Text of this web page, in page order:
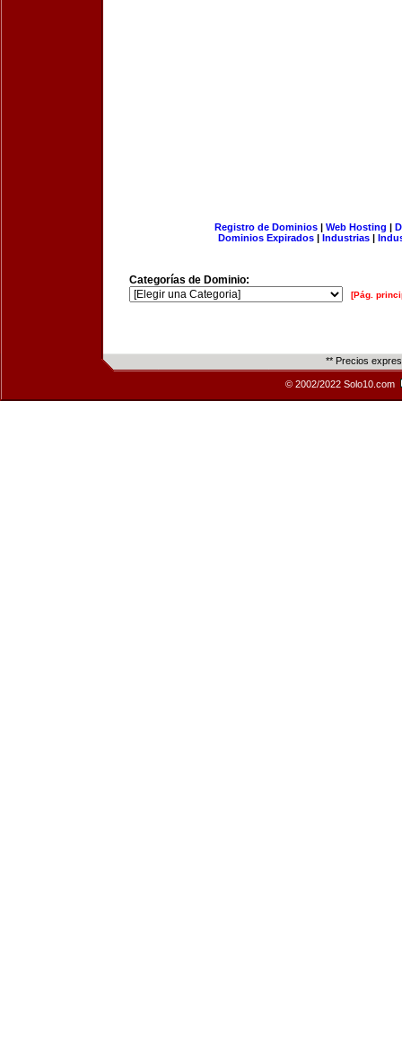
Registro de Dominios| Web Hosting |
Dominios Expirados | Industrias |
Categorías de Dominio:
[Pág.
** Precios
© 2002/2022 Solo10.com